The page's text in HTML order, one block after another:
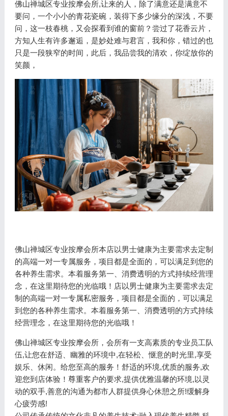
佛山禅城区专业按摩会所,让来的人，除了满意还是满意不
要问，一个小小的青花瓷碗，装得下多少缘分的深浅，不要
问，这一枝春桃，又会探看到谁的窗前？尝过了花香云片，
方知人生有许多邂逅，是妙处难与君言，我和你，错过的也
只是一段狭窄的时间，此后，我品尝我的清欢，你绽放你的
笑颜，
佛山禅城区专业按摩会所本店以男士健康为主要需求去定制
的高端一对一专属服务，项目都是全面的，可以满足到您的
各种养生需求。本着服务第一、消费透明的方式持续经营理
念，在这里期待您的光临哦！店以男士健康为主要需求去定
制的高端一对一专属私密服务，项目都是全面的，可以满足
到您的各种养生需求。本着服务第一、消费透明的方式持续
经营理念，在这里期待您的光临哦！
佛山禅城区专业按摩会所，会所有一支高素质的专业员工队
伍,让您在舒适、幽雅的环境中,在轻松、惬意的时光里,享受
娱乐、休闲。给您至高的服务！舒适的环境,优质的服务,欢
迎您到店体验！尊重客户的要求,提供优雅温馨的环境,以灵
动的双手,善意的沟通为都市人群提供身心休憩之所!缓解身
心疲劳感!